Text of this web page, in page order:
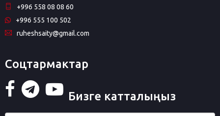
+996 558 08 08 60
+996 555 100 502
ruheshsaity@gmail.com
Соцтармактар
Бизге катталыңыз